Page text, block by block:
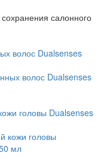
салонного
волос Dualsenses
головы Dualsenses